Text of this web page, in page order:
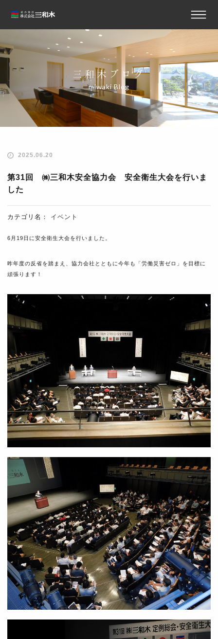
三和木ブログ
miwaki Blog
2025.06.20
第31回 ㈱三和木安全協力会 安全衛生大会を行いま
した
カテゴリ名： イベント
6月19日に安全衛生大会を行いました。
昨年度の反省を踏まえ、協力会社とともに今年も「労働災害ゼロ」を目標に
頑張ります！